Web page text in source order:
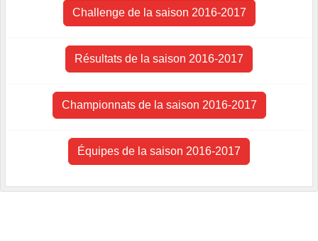
Challenge de la saison 2016-2017
Résultats de la saison 2016-2017
Championnats de la saison 2016-2017
Équipes de la saison 2016-2017